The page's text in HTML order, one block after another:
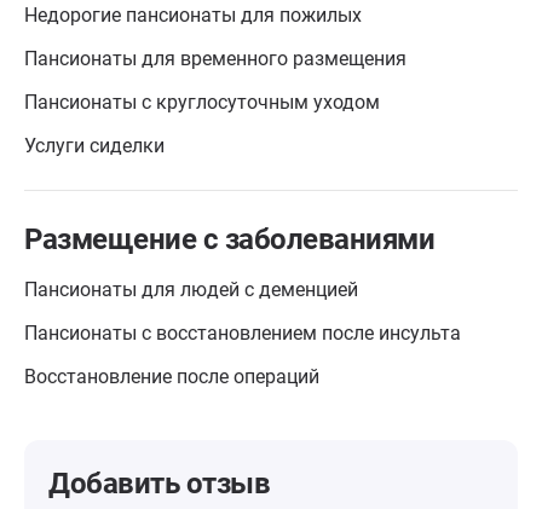
Недорогие пансионаты для пожилых
Пансионаты для временного размещения
Пансионаты с круглосуточным уходом
Услуги сиделки
Размещение с заболеваниями
Пансионаты для людей с деменцией
Пансионаты с восстановлением после инсульта
Восстановление после операций
Добавить отзыв